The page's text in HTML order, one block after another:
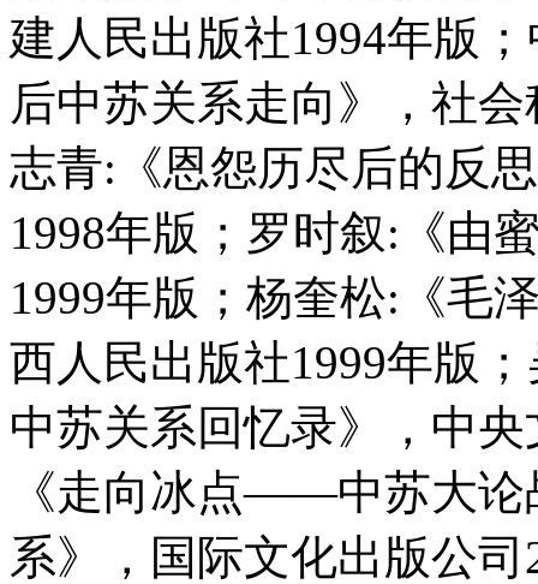
建人民出版社1994年版
后中苏关系走向》，社
志青:《恩怨历尽后的反
1998年版；罗时叙:《由
1999年版；杨奎松:《毛
西人民出版社1999年版
中苏关系回忆录》，中
《走向冰点——中苏大论
系》，国际文化出版公